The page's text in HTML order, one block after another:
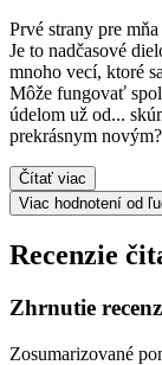
Prvé strany pre
Je to nadčasové
mnoho vecí, ktoré
Môže fungovať
údelom už od...
prekrásnym novým?
Čítať viac
Viac hodnotení od
Recenzie
Zhrnutie
Zosumarizované